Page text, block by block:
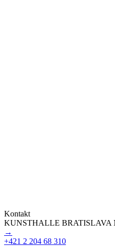
Kontakt
KUNSTHALLE BRATISLAVA
→
+421 2 204 68 310